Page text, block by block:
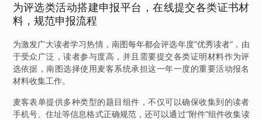
为评选类活动搭建申报平台，在线提交各类证书材
料，规范申报流程
为激发广大读者学习热情，南图每年都会评选年度“优秀读者”，由
于受众广泛，读者参与度高，并且需要提交各类证明材料作为评
选依据，南图选择使用麦客系统承担这一年一度的重要活动报名
材料收集工作。
麦客表单提供多种类型的题目组件，不仅可以确保收集到的读者
手机号、住址等信息格式正确规范，还可以通过“附件”组件收集读